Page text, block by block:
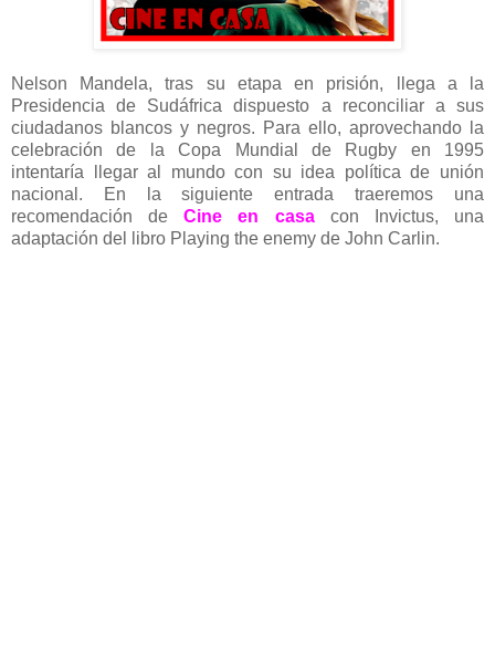
Nelson Mandela, tras su etapa en prisión, llega a la
Presidencia de Sudáfrica dispuesto a reconciliar a sus
ciudadanos blancos y negros. Para ello, aprovechando la
celebración de la Copa Mundial de Rugby en 1995
intentaría llegar al mundo con su idea política de unión
nacional. En la siguiente entrada traeremos una
recomendación deCine en casacon Invictus, una
adaptación del libro Playing the enemy de John Carlin.